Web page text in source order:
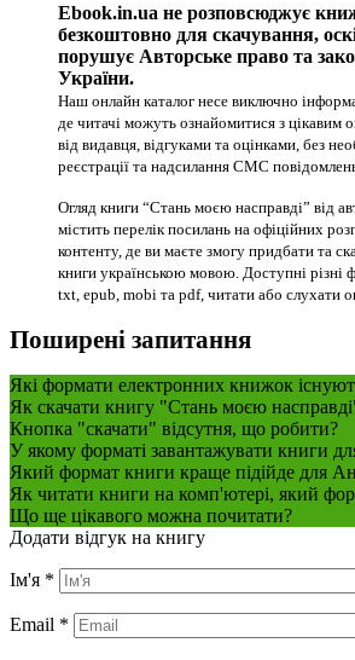
Ebook.in.ua не розповсюджує
безкоштовно для скачування,
порушує Авторське право та
України.
Наш онлайн каталог несе виключно
де читачі можуть ознайомитися з цікавим
від видавця, відгуками та оцінками, без
реєстрації та надсилання СМС
Огляд книги “Стань моєю насправді” від
містить перелік посилань на офіційних
контенту, де ви маєте змогу придбати та
книги українською мовою. Доступні різні
txt, epub, mobi та pdf, читати або слухати
Поширені запитання
Які формати електронних книжок
Як скачати книгу "Стань моєю
Кнопка "скачати" відсутня, що робити?
У якому форматі завантажувати книги
Який формат книги краще підійде для
Як читати книги на комп'ютері, який
Що ще цікавого можна почитати?
Додати відгук на книгу
Ім'я *
Email *